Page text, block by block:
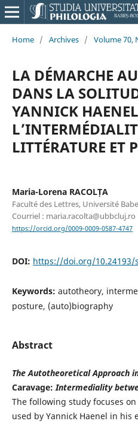
Home / Archives / Volume 70,
LA DÉMARCHE
DANS LA
YANNICK
LITTÉRATURE ET
Maria-Lorena RACOLȚA
Faculté des Lettres, Université
Courriel : maria.racolta@ubbcluj.ro
https://orcid.org/0009-0009-0587-4747
DOI: https://doi.org/10.24193/
Keywords: autotheory,
posture, (auto)biography
Abstract
The Autotheoretical Approach
Caravage:Intermediality
The following study focuses
used by Yannick Haenel in his